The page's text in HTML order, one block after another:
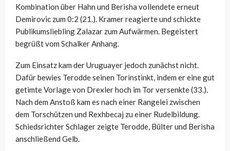
Kombination über Hahn und Berisha vollendete erneut
Demirovic zum 0:2 (21.). Kramer reagierte und schickte
Publikumsliebling Zalazar zum Aufwärmen. Begeistert
begrüßt vom Schalker Anhang.
Zum Einsatz kam der Uruguayer jedoch zunächst nicht.
Dafür bewies Terodde seinen Torinstinkt, indem er eine gut
getimte Vorlage von Drexler hoch im Tor versenkte (33.).
Nach dem Anstoß kam es nach einer Rangelei zwischen
dem Torschützen und Rexhbecaj zu einer Rudelbildung.
Schiedsrichter Schlager zeigte Terodde, Bülter und Berisha
anschließend Gelb.